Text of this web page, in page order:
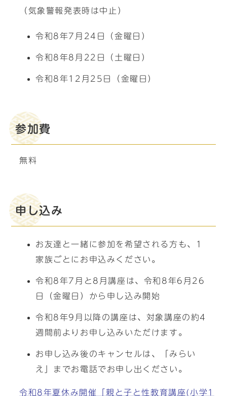
（気象警報発表時は中止）
令和8年7月24日（金曜日）
令和8年8月22日（土曜日）
令和8年12月25日（金曜日）
参加費
無料
申し込み
お友達と一緒に参加を希望される方も、1
家族ごとにお申込みください。
令和8年7月と8月講座は、令和8年6月26
日（金曜日）から申し込み開始
令和8年9月以降の講座は、対象講座の約4
週間前よりお申し込みいただけます。
お申し込み後のキャンセルは、「みらい
え」までお電話でお申し出ください。
令和8年夏休み開催「親と子と性教育講座(小学1